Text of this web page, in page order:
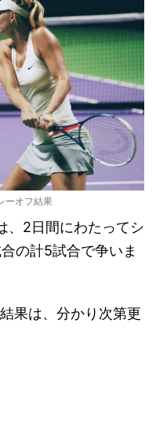
ーオフ結果
、2日間にわたってシ
の計5試合で争いま
果は、分かり次第更